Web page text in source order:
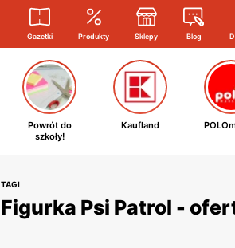
Gazetki Produkty Sklepy Blog
Powrót do
szkoły!
Kaufland
TAGI
Figurka Psi Patrol -